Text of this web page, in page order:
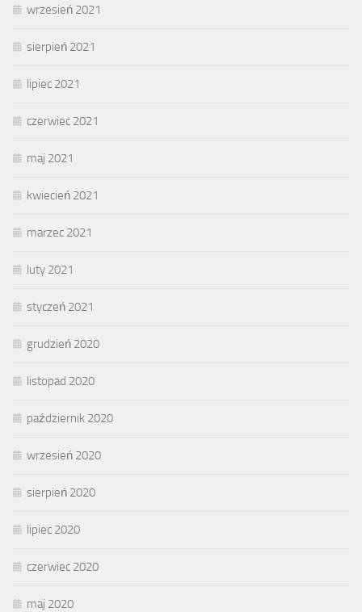
wrzesień 2021
sierpień 2021
lipiec 2021
czerwiec 2021
maj 2021
kwiecień 2021
marzec 2021
luty 2021
styczeń 2021
grudzień 2020
listopad 2020
październik 2020
wrzesień 2020
sierpień 2020
lipiec 2020
czerwiec 2020
maj 2020